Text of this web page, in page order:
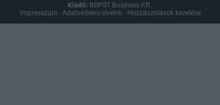
Kiadó: BDPST Business Kft.
Impresszum - Adatvédelmi elveink - Hozzászólások kezelése